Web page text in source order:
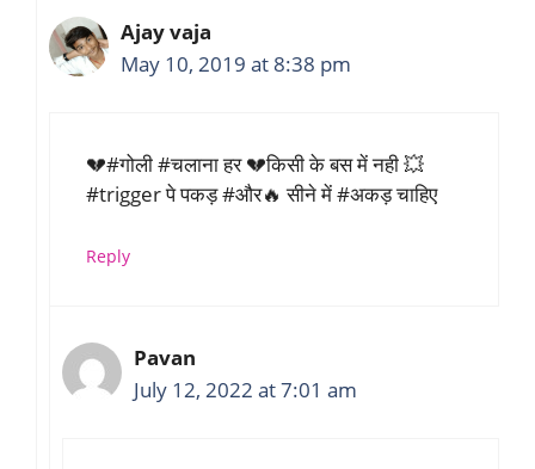
Ajay vaja
May 10, 2019 at 8:38 pm
💔#गोली #चलाना हर 💔किसी के बस में नही 💥
#trigger पे पकड़ #और🔥 सीने में #अकड़ चाहिए
Reply
Pavan
July 12, 2022 at 7:01 am